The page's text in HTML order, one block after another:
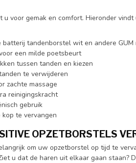
u voor gemak en comfort. Hieronder
batterij tandenborstel wit en andere GUM
een milde poetsbeurt
tussen tanden en kiezen
te verwijderen
zachte massage
reinigingskracht
gebruik
te vervangen
OPZETBORSTELS
om uw opzetborstel op tijd te
u dat de haren uit elkaar gaan staan?